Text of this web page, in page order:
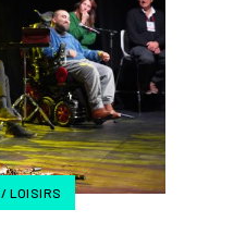
LOISIRS